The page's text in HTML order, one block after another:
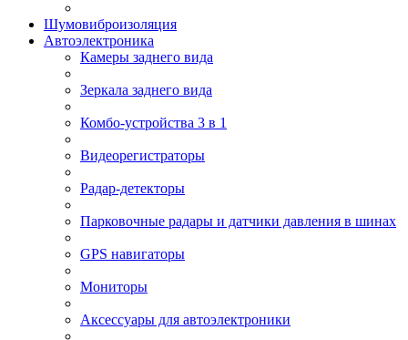
Шумовиброизоляция
Автоэлектроника
Камеры заднего вида
Зеркала заднего вида
Комбо-устройства 3 в 1
Видеорегистраторы
Радар-детекторы
Парковочные радары и датчики давления в шинах
GPS навигаторы
Мониторы
Аксессуары для автоэлектроники